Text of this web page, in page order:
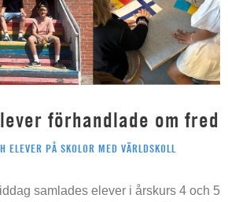
förhandlade om fred
ELEVER PÅ SKOLOR MED VÄRLDSKOLL
samlades elever i årskurs 4 och 5